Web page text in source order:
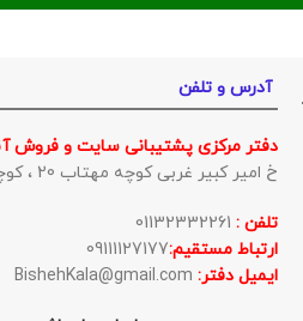
آدرس و تلفن
دفتر مرکزی پشتیبانی سایت و فروش
خ امیر کبیر غربی کوچه مهتاب 20 ، کوچه فردوس 14
تلفن :
ارتباط مستقیم:09111127177
ایمیل دفتر: